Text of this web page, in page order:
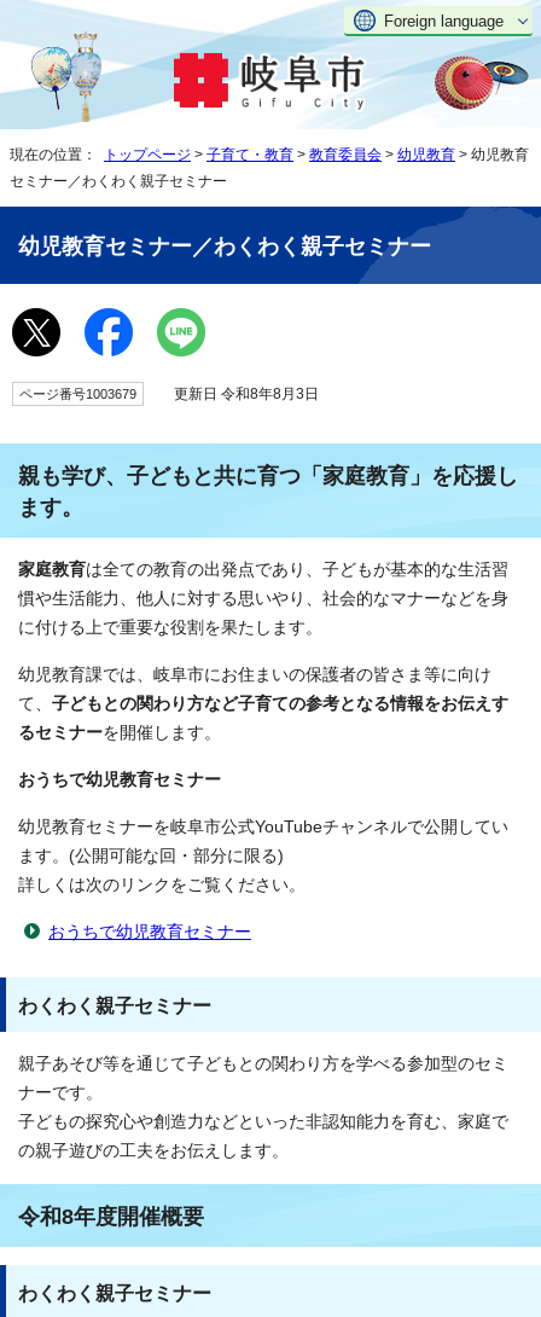
Foreign language
現在の位置： トップページ > 子育て・教育 > 教育委員会 > 幼児教育 > 幼児教育
セミナー／わくわく親子セミナー
幼児教育セミナー／わくわく親子セミナー
ページ番号1003679 更新日 令和8年8月3日
親も学び、子どもと共に育つ「家庭教育」を応援し
ます。
家庭教育は全ての教育の出発点であり、子どもが基本的な生活習
慣や生活能力、他人に対する思いやり、社会的なマナーなどを身
に付ける上で重要な役割を果たします。
幼児教育課では、岐阜市にお住まいの保護者の皆さま等に向け
て、 子どもとの関わり方など子育ての参考となる情報をお伝えす
るセミナーを開催します。
おうちで幼児教育セミナー
幼児教育セミナーを岐阜市公式YouTubeチャンネルで公開してい
ます。(公開可能な回・部分に限る)
詳しくは次のリンクをご覧ください。
おうちで幼児教育セミナー
わくわく親子セミナー
親子あそび等を通じて子どもとの関わり方を学べる参加型のセミ
ナーです。
子どもの探究心や創造力などといった非認知能力を育む、家庭で
の親子遊びの工夫をお伝えします。
令和8年度開催概要
わくわく親子セミナー